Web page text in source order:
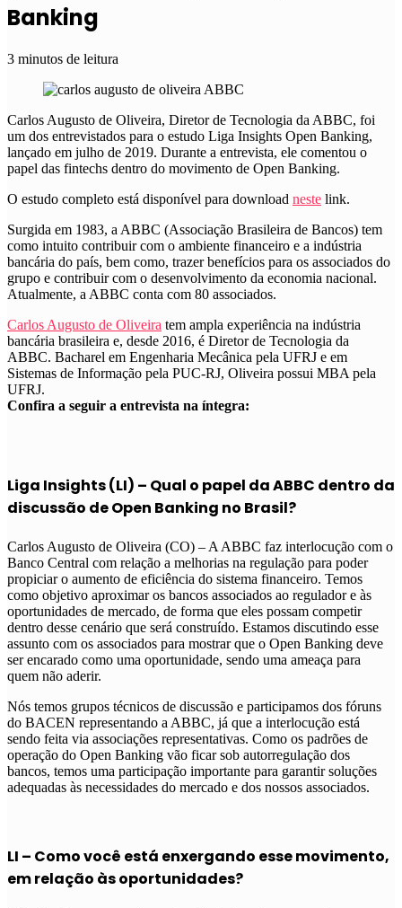
Banking
3 minutos de leitura
Carlos Augusto de Oliveira, Diretor de Tecnologia da ABBC, foi
um dos entrevistados para o estudo Liga Insights Open Banking,
lançado em julho de 2019. Durante a entrevista, ele comentou o
papel das fintechs dentro do movimento de Open Banking.
O estudo completo está disponível para download neste link.
Surgida em 1983, a ABBC (Associação Brasileira de Bancos) tem
como intuito contribuir com o ambiente financeiro e a indústria
bancária do país, bem como, trazer benefícios para os associados do
grupo e contribuir com o desenvolvimento da economia nacional.
Atualmente, a ABBC conta com 80 associados.
Carlos Augusto de Oliveira tem ampla experiência na indústria
bancária brasileira e, desde 2016, é Diretor de Tecnologia da
ABBC. Bacharel em Engenharia Mecânica pela UFRJ e em
Sistemas de Informação pela PUC-RJ, Oliveira possui MBA pela
UFRJ.
Confira a seguir a entrevista na íntegra:
Liga Insights (LI) – Qual o papel da ABBC dentro da
discussão de Open Banking no Brasil?
Carlos Augusto de Oliveira (CO) – A ABBC faz interlocução com o
Banco Central com relação a melhorias na regulação para poder
propiciar o aumento de eficiência do sistema financeiro. Temos
como objetivo aproximar os bancos associados ao regulador e às
oportunidades de mercado, de forma que eles possam competir
dentro desse cenário que será construído. Estamos discutindo esse
assunto com os associados para mostrar que o Open Banking deve
ser encarado como uma oportunidade, sendo uma ameaça para
quem não aderir.
Nós temos grupos técnicos de discussão e participamos dos fóruns
do BACEN representando a ABBC, já que a interlocução está
sendo feita via associações representativas. Como os padrões de
operação do Open Banking vão ficar sob autorregulação dos
bancos, temos uma participação importante para garantir soluções
adequadas às necessidades do mercado e dos nossos associados.
LI – Como você está enxergando esse movimento,
em relação às oportunidades?